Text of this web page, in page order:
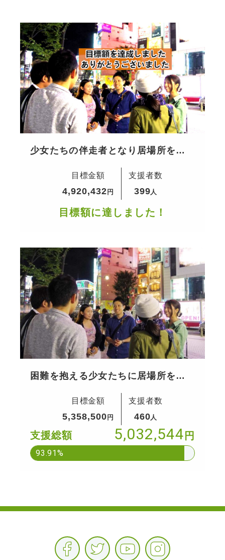
少女たちの伴走者となり居場所を提
目標金額
4,920,432 円
支援者数
399人
目標額に達しました！
困難を抱える少女たちに居場所を提
目標金額
5,358,500 円
支援者数
460人
支援総額 5,032,544 円
93.91%